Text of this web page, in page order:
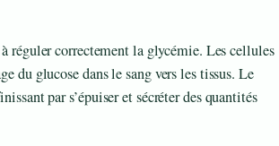
réguler correctement la glycémie. Les cellules
du glucose dans le sang vers les tissus. Le
par s’épuiser et sécréter des quantités